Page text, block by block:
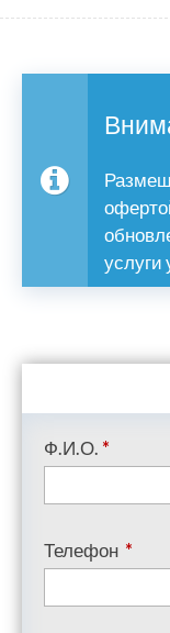
услуги
Ф.И.О. *
Телефон *